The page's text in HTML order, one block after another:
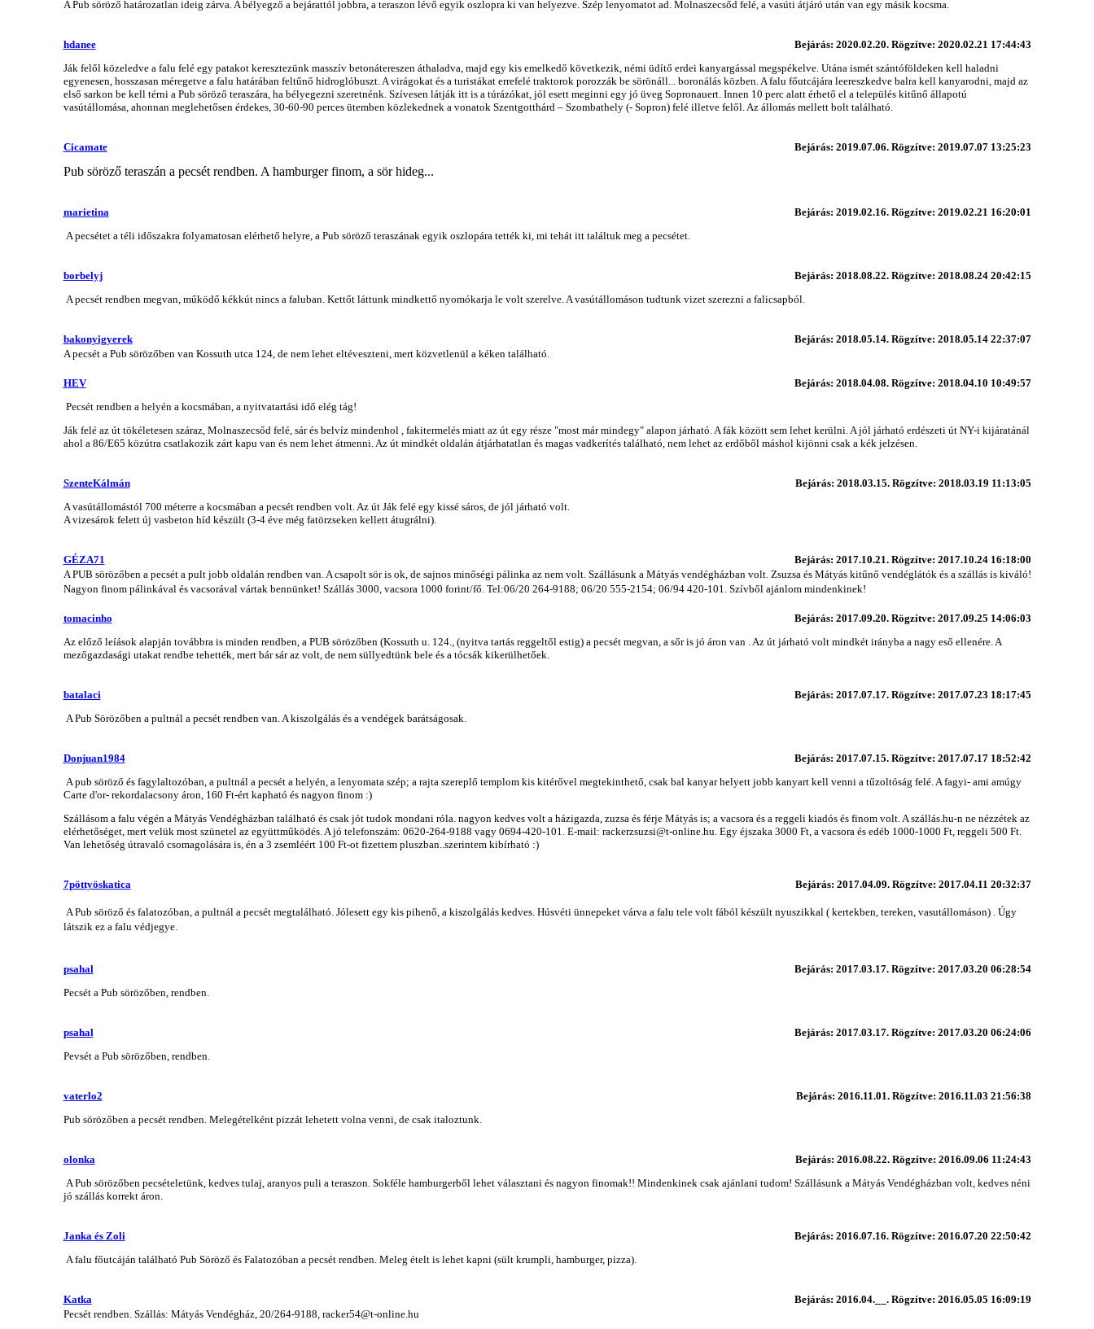
A Pub söröző határozatlan ideig zárva. A bélyegző a bejárattól jobbra, a teraszon lévő egyik oszlopra ki van helyezve. Szép lenyomatot ad. Molnaszecsőd felé, a vasúti átjáró után van egy másik kocsma.
hdanee
Bejárás: 2020.02.20. Rögzítve: 2020.02.21 17:44:43
Ják felől közeledve a falu felé egy patakot keresztezünk masszív betonátereszen áthaladva, majd egy kis emelkedő következik, némi üdítő erdei kanyargással megspékelve. Utána ismét szántóföldeken kell haladni
egyenesen, hosszasan méregetve a falu határában feltűnő hidroglóbuszt. A virágokat és a turistákat errefelé traktorok porozzák be sörönáll... boronálás közben. A falu főutcájára leereszkedve balra kell kanyarodni, majd az
első sarkon be kell térni a Pub söröző teraszára, ha bélyegezni szeretnénk. Szívesen látják itt is a túrázókat, jól esett meginni egy jó üveg Sopronauert. Innen 10 perc alatt érhető el a település kitűnő állapotú
vasútállomása, ahonnan meglehetősen érdekes, 30-60-90 perces ütemben közlekednek a vonatok Szentgotthárd – Szombathely (- Sopron) felé illetve felől. Az állomás mellett bolt található.
Cicamate Bejárás: 2019.07.06. Rögzítve: 2019.07.07 13:25:23
Pub söröző teraszán a pecsét rendben. A hamburger finom, a sör hideg...
marietina
Bejárás: 2019.02.16. Rögzítve: 2019.02.21 16:20:01
A pecsétet a téli időszakra folyamatosan elérhető helyre, a Pub söröző teraszának egyik oszlopára tették ki, mi tehát itt találtuk meg a pecsétet.
borbelyj
Bejárás: 2018.08.22. Rögzítve: 2018.08.24 20:42:15
A pecsét rendben megvan, működő kékkút nincs a faluban. Kettőt láttunk mindkettő nyomókarja le volt szerelve. A vasútállomáson tudtunk vizet szerezni a falicsapból.
bakonyigyerek
Bejárás: 2018.05.14. Rögzítve: 2018.05.14 22:37:07
A pecsét a Pub sörözőben van Kossuth utca 124, de nem lehet eltéveszteni, mert közvetlenül a kéken található.
HEV
Bejárás: 2018.04.08. Rögzítve: 2018.04.10 10:49:57
Pecsét rendben a helyén a kocsmában, a nyitvatartási idő elég tág!
Ják felé az út tökéletesen száraz, Molnaszecsőd felé, sár és belvíz mindenhol , fakitermelés miatt az út egy része "most már mindegy" alapon járható. A fák között sem lehet kerülni. A jól járható erdészeti út NY-i kijáratánál
ahol a 86/E65 közútra csatlakozik zárt kapu van és nem lehet átmenni. Az út mindkét oldalán átjárhatatlan és magas vadkerítés található, nem lehet az erdőből máshol kijönni csak a kék jelzésen.
SzenteKálmán
Bejárás: 2018.03.15. Rögzítve: 2018.03.19 11:13:05
A vasútállomástól 700 méterre a kocsmában a pecsét rendben volt. Az út Ják felé egy kissé sáros, de jól járható volt.
A vizesárok felett új vasbeton híd készült (3-4 éve még fatörzseken kellett átugrálni).
GÉZA71
Bejárás: 2017.10.21. Rögzítve: 2017.10.24 16:18:00
A PUB sörözőben a pecsét a pult jobb oldalán rendben van. A csapolt sör is ok, de sajnos minőségi pálinka az nem volt. Szállásunk a Mátyás vendégházban volt. Zsuzsa és Mátyás kitűnő vendéglátók és a szállás is kiváló!
Nagyon finom pálinkával és vacsorával vártak bennünket! Szállás 3000, vacsora 1000 forint/fő. Tel:06/20 264-9188; 06/20 555-2154; 06/94 420-101. Szívből ajánlom mindenkinek!
tomacinho
Bejárás: 2017.09.20. Rögzítve: 2017.09.25 14:06:03
Az előző leíások alapján továbbra is minden rendben, a PUB sörözőben (Kossuth u. 124., (nyitva tartás reggeltől estig) a pecsét megvan, a sőr is jó áron van . Az út járható volt mindkét irányba a nagy eső ellenére. A
mezőgazdasági utakat rendbe tehették, mert bár sár az volt, de nem süllyedtünk bele és a tócsák kikerülhetőek.
batalaci
Bejárás: 2017.07.17. Rögzítve: 2017.07.23 18:17:45
A Pub Sörözőben a pultnál a pecsét rendben van. A kiszolgálás és a vendégek barátságosak.
Donjuan1984
Bejárás: 2017.07.15. Rögzítve: 2017.07.17 18:52:42
A pub söröző és fagylaltozóban, a pultnál a pecsét a helyén, a lenyomata szép; a rajta szereplő templom kis kitérővel megtekinthető, csak bal kanyar helyett jobb kanyart kell venni a tűzoltóság felé. A fagyi- ami amúgy
Carte d'or- rekordalacsony áron, 160 Ft-ért kapható és nagyon finom :)
Szállásom a falu végén a Mátyás Vendégházban található és csak jót tudok mondani róla. nagyon kedves volt a házigazda, zuzsa és férje Mátyás is; a vacsora és a reggeli kiadós és finom volt. A szállás.hu-n ne nézzétek az
elérhetőséget, mert velük most szünetel az együttműködés. A jó telefonszám: 0620-264-9188 vagy 0694-420-101. E-mail: rackerzsuzsi@t-online.hu. Egy éjszaka 3000 Ft, a vacsora és edéb 1000-1000 Ft, reggeli 500 Ft.
Van lehetőség útravaló csomagolására is, én a 3 zsemléért 100 Ft-ot fizettem pluszban..szerintem kibírható :)
7pöttyöskatica Bejárás: 2017.04.09. Rögzítve: 2017.04.11 20:32:37
A Pub söröző és falatozóban, a pultnál a pecsét megtalálható. Jólesett egy kis pihenő, a kiszolgálás kedves. Húsvéti ünnepeket várva a falu tele volt fából készült nyuszikkal ( kertekben, tereken, vasutállomáson) . Úgy
látszik ez a falu védjegye.
psahal
Bejárás: 2017.03.17. Rögzítve: 2017.03.20 06:28:54
Pecsét a Pub sörözőben, rendben.
psahal
Bejárás: 2017.03.17. Rögzítve: 2017.03.20 06:24:06
Pevsét a Pub sörözőben, rendben.
vaterlo2
Bejárás: 2016.11.01. Rögzítve: 2016.11.03 21:56:38
Pub sörözőben a pecsét rendben. Melegételként pizzát lehetett volna venni, de csak italoztunk.
olonka
Bejárás: 2016.08.22. Rögzítve: 2016.09.06 11:24:43
A Pub sörözőben pecsételetünk, kedves tulaj, aranyos puli a teraszon. Sokféle hamburgerből lehet választani és nagyon finomak!! Mindenkinek csak ajánlani tudom! Szállásunk a Mátyás Vendégházban volt, kedves néni
jó szállás korrekt áron.
Janka és Zoli
Bejárás: 2016.07.16. Rögzítve: 2016.07.20 22:50:42
A falu főutcáján található Pub Söröző és Falatozóban a pecsét rendben. Meleg ételt is lehet kapni (sült krumpli, hamburger, pizza).
Katka
Bejárás: 2016.04.__. Rögzítve: 2016.05.05 16:09:19
Pecsét rendben. Szállás: Mátyás Vendégház, 20/264-9188, racker54@t-online.hu